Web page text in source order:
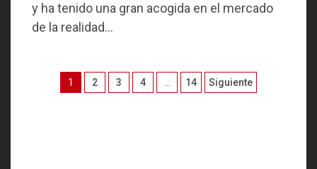
y ha tenido una gran acogida en el mercado
de la realidad...
Paginación
1 2 3 4 14 Siguiente